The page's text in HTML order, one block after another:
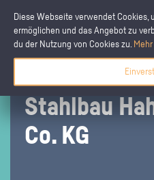
Diese Webseite verwendet Cookies,
ermöglichen und das Angebot zu
du der Nutzung von Cookies zu.
Stahl­bau
Co. KG